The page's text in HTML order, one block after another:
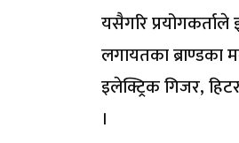
यसैगरि
लगायतका ब्राण्डका
इलेक्ट्रिक गिजर,
।